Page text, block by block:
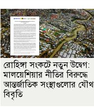
রোহিঙ্গা সংকটে নতুন উদ্বেগ:
মালয়েশিয়ার নীতির বিরুদ্ধে
আন্তর্জাতিক সংস্থাগুলোর যৌথ
বিবৃতি